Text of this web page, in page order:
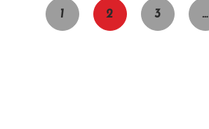
1 2 3 …